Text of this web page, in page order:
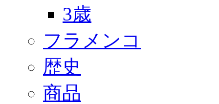
3歳
フラメンコ
歴史
商品